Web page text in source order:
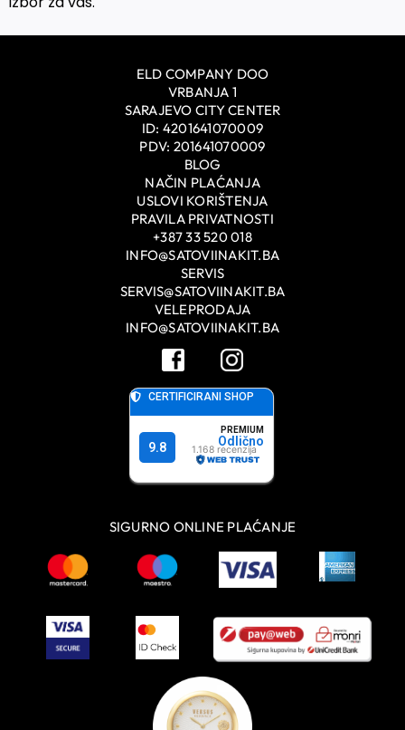
ELD COMPANY DOO
VRBANJA 1
SARAJEVO CITY CENTER
ID: 4201641070009
PDV: 201641070009
BLOG
NAČIN PLAĆANJA
USLOVI KORIŠTENJA
PRAVILA PRIVATNOSTI
+387 33 520 018
INFO@SATOVIINAKIT.BA
SERVIS
SERVIS@SATOVIINAKIT.BA
VELEPRODAJA
INFO@SATOVIINAKIT.BA
SIGURNO ONLINE PLAĆANJE